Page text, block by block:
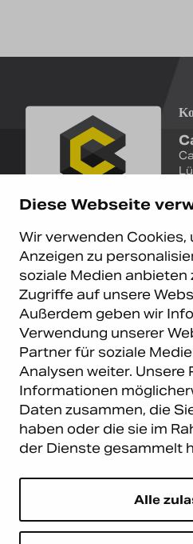
Diese Webseite
Wir verwenden Cookies,
Anzeigen zu
soziale Medien anbieten
Zugriffe auf unsere
Außerdem geben wir
Verwendung unserer
Partner für soziale
Analysen weiter. Unsere
Informationen
Daten zusammen, die
haben oder die sie im
der Dienste gesammelt
Alle
©
Carema Warehouse
Carema Hardware BV
Bohemenstraat 9
8028 SB Zwolle
Niederlande
Newsletter abonnieren